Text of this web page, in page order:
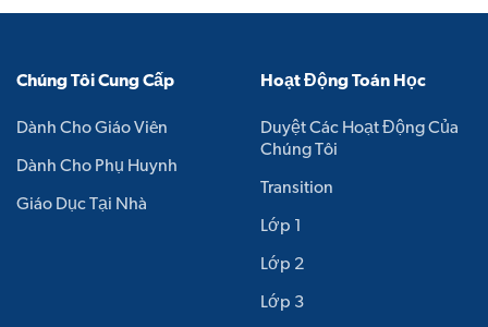
Chúng Tôi Cung Cấp
Dành Cho Giáo Viên
Dành Cho Phụ Huynh
Giáo Dục Tại Nhà
Hoạt Động Toán Học
Duyệt Các Hoạt Động Của
Chúng Tôi
Transition
Lớp 1
Lớp 2
Lớp 3